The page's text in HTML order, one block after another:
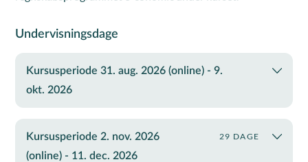
Undervisningsdage
Kursusperiode 31. aug. 2026 (online) - 9.
okt. 2026
Kursusperiode 2. nov. 2026
(online) - 11. dec. 2026
29 DAGE